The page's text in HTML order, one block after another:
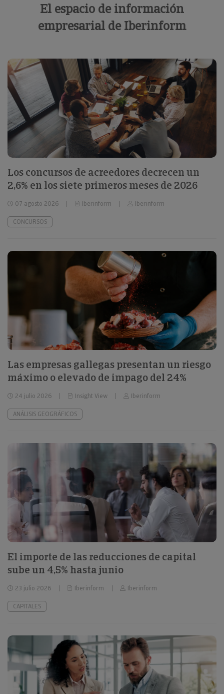
El espacio de información
empresarial de Iberinform
Los concursos de acreedores decrecen un
2,6% en los siete primeros meses de 2026
07 agosto 2026 Iberinform Iberinform
CONCURSOS
Las empresas gallegas presentan un riesgo
máximo o elevado de impago del 24%
24 julio 2026 Insight View Iberinform
ANÁLISIS GEOGRÁFICOS
El importe de las reducciones de capital
sube un 4,5% hasta junio
23 julio 2026 Iberinform Iberinform
CAPITALES